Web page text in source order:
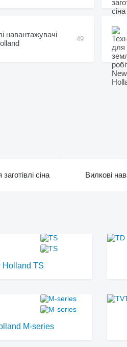
навантажувачі
49
сіна Вилкові
Holland TS
M-series